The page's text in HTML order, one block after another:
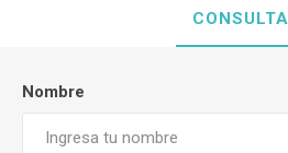
Nombre